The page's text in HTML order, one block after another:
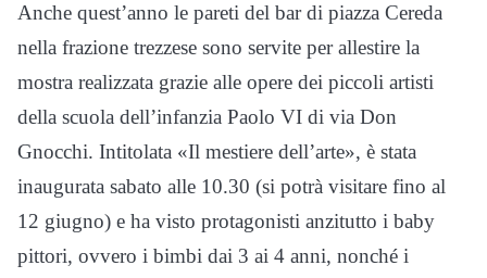
Anche quest’anno le pareti del bar di piazza Cereda
nella frazione trezzese sono servite per allestire la
mostra realizzata grazie alle opere dei piccoli artisti
della scuola dell’infanzia Paolo VI di via Don
Gnocchi. Intitolata «Il mestiere dell’arte», è stata
inaugurata sabato alle 10.30 (si potrà visitare fino al
12 giugno) e ha visto protagonisti anzitutto i baby
pittori, ovvero i bimbi dai 3 ai 4 anni, nonché i